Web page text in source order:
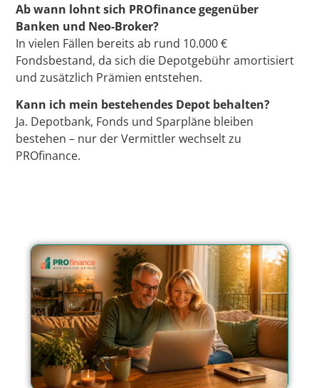
Ab wann lohnt sich PROfinance gegenüber
Banken und Neo-Broker?
In vielen Fällen bereits ab rund 10.000 €
Fondsbestand, da sich die Depotgebühr amortisiert
und zusätzlich Prämien entstehen.
Kann ich mein bestehendes Depot behalten?
Ja. Depotbank, Fonds und Sparpläne bleiben
bestehen – nur der Vermittler wechselt zu
PROfinance.